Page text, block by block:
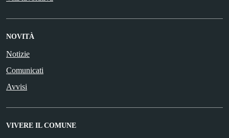
NOVITÀ
Notizie
Comunicati
Avvisi
VIVERE IL COMUNE